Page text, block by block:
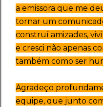
a emissora que me
tornar um
construí amizades,
e cresci não apenas
também como ser
Agradeço
equipe, que junto